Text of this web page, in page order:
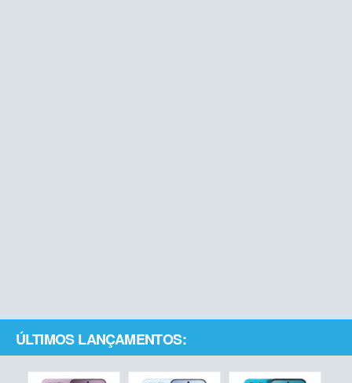
ÚLTIMOS LANÇAMENTOS: